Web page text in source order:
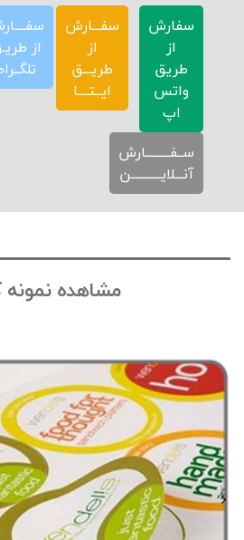
سفارش
از
طریق
واتس
اپ
سفـــارش
از
طریـــق
ایــتــــا
از
ســفـــــــــارش
آنـــلایـــــــــــن
مشاهده نمونه